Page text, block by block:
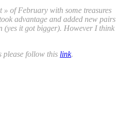
» of February with some treasures
advantage and added new pairs
(yes it got bigger). However I think
please follow this link.